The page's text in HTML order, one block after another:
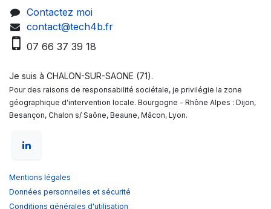
Contactez moi
contact@tech4b.fr
07 66 37 39 18
Je suis à CHALON-SUR-SAONE (71).
Pour des raisons de responsabilité sociétale, je privilégie la zone
géographique d'intervention locale. Bourgogne - Rhône Alpes : Dijon,
Besançon, Chalon s/ Saône, Beaune, Mâcon, Lyon.
Mentions légales
Données personnelles et sécurité
Conditions générales d'utilisation